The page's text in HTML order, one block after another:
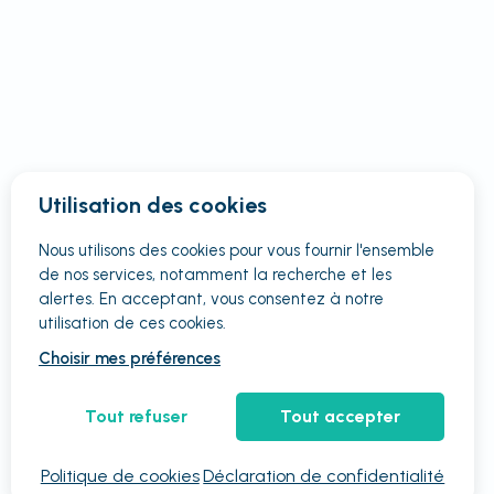
Utilisation des cookies
Nous utilisons des cookies pour vous fournir l'ensemble
de nos services, notamment la recherche et les
alertes. En acceptant, vous consentez à notre
utilisation de ces cookies.
Choisir mes préférences
Tout refuser Tout accepter
Politique de cookiesDéclaration de confidentialité